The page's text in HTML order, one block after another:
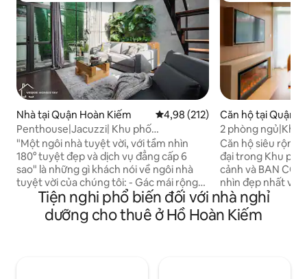
Nhà tại Quận Hoàn Kiếm Xếp hạng trung bình 4,98/5,
4,98 (212)
Penthouse|Jacuzzi| Khu phố
cổ|KitchenlNetflixTV
"Một ngôi nhà tuyệt vời, với tầm nhìn
180° tuyệt đẹp và dịch vụ đẳng cấp 6
sao" là những gì khách nói về ngôi nhà
tuyệt vời của chúng tôi: - Gác mái rộng
80 mét vuông (mái - tầm nhìn toàn cảnh)
và máy sấy quần áo miễn phí - Nhà bếp
Căn hộ tại Quận
2 phòng ngủ|Khu
dục|Dịch vụ dọn
thượng
Căn hộ siêu rộng
đại trong Khu phố
cảnh và BAN
nhìn đẹp nhất về
toàn cảnh Khu
đâu trong Căn hộ
gần cửa sổ là
Tiện nghi phổ biến đối với nhà nghỉ
dưỡng cho thuê ở Hồ Hoàn Kiếm